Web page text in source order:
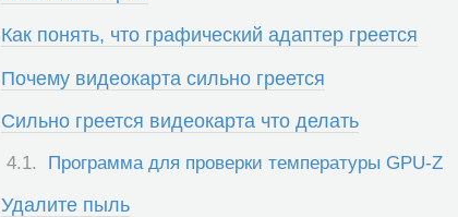
Как понять, что графический адаптер греется
Почему видеокарта сильно греется
Сильно греется видеокарта что делать
Программа для проверки температуры GPU-Z
Удалите пыль